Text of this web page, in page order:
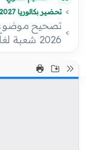
تحضير بكالوريا 2027
تصحيح موضوع
2026 شعبة لغات أجنبية